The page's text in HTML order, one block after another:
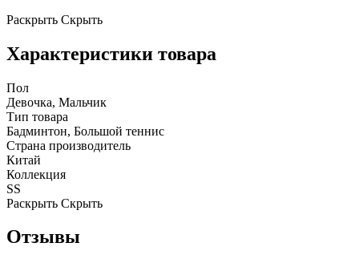
Раскрыть Скрыть
Характеристики товара
Пол
Девочка, Мальчик
Тип товара
Бадминтон, Большой теннис
Страна производитель
Китай
Коллекция
SS
Раскрыть Скрыть
Отзывы